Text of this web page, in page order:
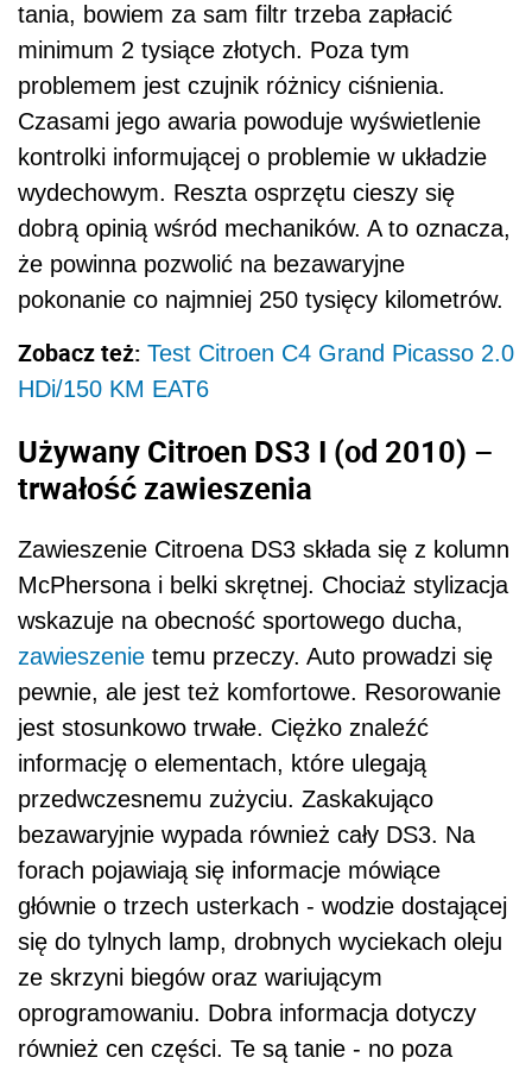
tania, bowiem za sam filtr trzeba zapłacić
minimum 2 tysiące złotych. Poza tym
problemem jest czujnik różnicy ciśnienia.
Czasami jego awaria powoduje wyświetlenie
kontrolki informującej o problemie w układzie
wydechowym. Reszta osprzętu cieszy się
dobrą opinią wśród mechaników. A to oznacza,
że powinna pozwolić na bezawaryjne
pokonanie co najmniej 250 tysięcy kilometrów.
Zobacz też: Test Citroen C4 Grand Picasso 2.0
HDi/150 KM EAT6
Używany Citroen DS3 I (od 2010) –
trwałość zawieszenia
Zawieszenie Citroena DS3 składa się z kolumn
McPhersona i belki skrętnej. Chociaż stylizacja
wskazuje na obecność sportowego ducha,
zawieszenie temu przeczy. Auto prowadzi się
pewnie, ale jest też komfortowe. Resorowanie
jest stosunkowo trwałe. Ciężko znaleźć
informację o elementach, które ulegają
przedwczesnemu zużyciu. Zaskakująco
bezawaryjnie wypada również cały DS3. Na
forach pojawiają się informacje mówiące
głównie o trzech usterkach - wodzie dostającej
się do tylnych lamp, drobnych wyciekach oleju
ze skrzyni biegów oraz wariującym
oprogramowaniu. Dobra informacja dotyczy
również cen części. Te są tanie - no poza